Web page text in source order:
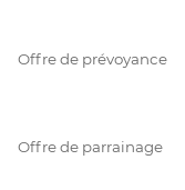
Offre de prévoyance
Offre de parrainage